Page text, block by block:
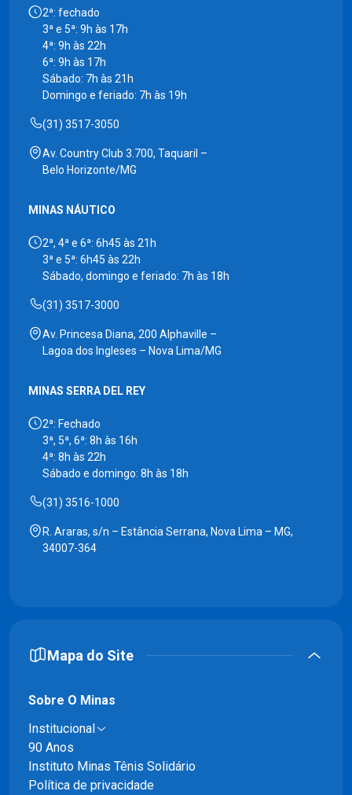
2ª: fechado
3ª e 5ª: 9h às 17h
4ª: 9h às 22h
6ª: 9h às 17h
Sábado: 7h às 21h
Domingo e feriado: 7h às 19h
(31) 3517-3050
Av. Country Club 3.700, Taquaril –
Belo Horizonte/MG
MINAS NÁUTICO
2ª, 4ª e 6ª: 6h45 às 21h
3ª e 5ª: 6h45 às 22h
Sábado, domingo e feriado: 7h às 18h
(31) 3517-3000
Av. Princesa Diana, 200 Alphaville –
Lagoa dos Ingleses – Nova Lima/MG
MINAS SERRA DEL REY
2ª: Fechado
3ª, 5ª, 6ª: 8h às 16h
4ª: 8h às 22h
Sábado e domingo: 8h às 18h
(31) 3516-1000
R. Araras, s/n – Estância Serrana, Nova Lima – MG,
34007-364
Mapa do Site
Sobre O Minas
Institucional
90 Anos
Instituto Minas Tênis Solidário
Política de privacidade